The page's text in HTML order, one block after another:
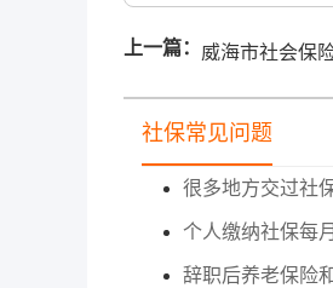
上一篇： 威海市社会保
社保常见问题
很多地方交过社
个人缴纳社保每
辞职后养老保险